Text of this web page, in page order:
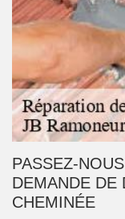
PASSEZ-
DEMANDE DE
CHEMINÉE